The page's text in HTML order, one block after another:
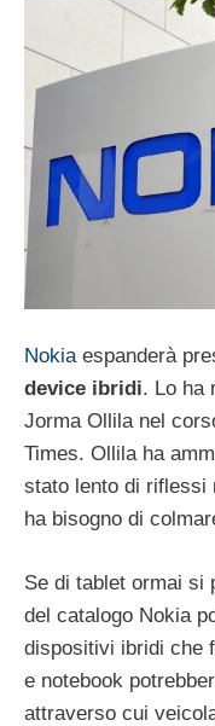
Nokiaespanderà
device ibridi. Lo ha
Jorma Ollila nel
Times. Ollila ha
stato lento di riflessi
ha bisogno di
Se di tablet ormai si
del catalogo Nokia
dispositivi ibridi che
e notebook
attraverso cui